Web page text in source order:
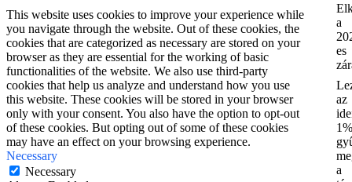
a
es
az
a
This website uses cookies to improve your experience while
you navigate through the website. Out of these cookies, the
cookies that are categorized as necessary are stored on your
browser as they are essential for the working of basic
functionalities of the website. We also use third-party
cookies that help us analyze and understand how you use
this website. These cookies will be stored in your browser
only with your consent. You also have the option to opt-out
of these cookies. But opting out of some of these cookies
may have an effect on your browsing experience.
Necessary
Necessary